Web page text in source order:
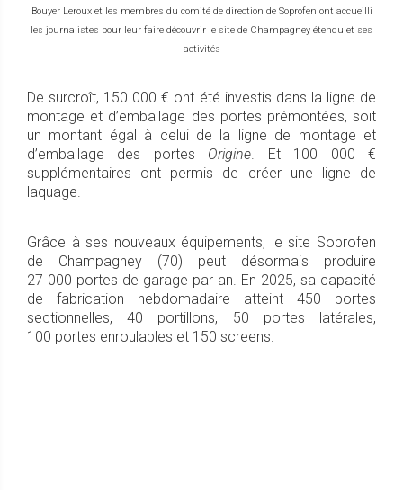
Bouyer Leroux et les membres du comité de direction de Soprofen ont accueilli
les journalistes pour leur faire découvrir le site de Champagney étendu et ses
activités
De surcroît, 150 000 € ont été investis dans la ligne de
montage et d’emballage des portes prémontées, soit
un montant égal à celui de la ligne de montage et
d’emballage des portes Origine. Et 100 000 €
supplémentaires ont permis de créer une ligne de
laquage.
Grâce à ses nouveaux équipements, le site Soprofen
de Champagney (70) peut désormais produire
27 000 portes de garage par an. En 2025, sa capacité
de fabrication hebdomadaire atteint 450 portes
sectionnelles, 40 portillons, 50 portes latérales,
100 portes enroulables et 150 screens.